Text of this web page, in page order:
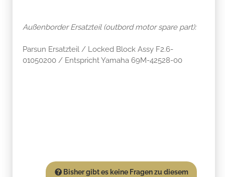
Außenborder Ersatzteil (outbord motor spare part):
Parsun Ersatzteil / Locked Block Assy F2.6-
01050200 / Entspricht Yamaha 69M-42528-00
Bisher gibt es keine Fragen zu diesem